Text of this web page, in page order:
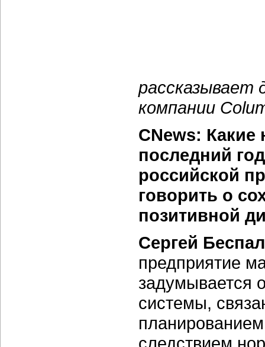
рассказывает
компании
CNews:
последний
российской
говорить о
позитивной
Сергей
предприятие
задумывается
системы,